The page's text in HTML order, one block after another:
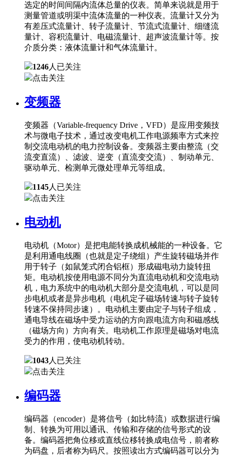
选定的时间间隔内流体总量的仪表。简单来说就是用于
测量管道或明渠中流体流量的一种仪表。流量计又分为
有差压式流量计、转子流量计、节流式流量计、细缝流
量计、容积流量计、电磁流量计、超声波流量计等。按
介质分类：液体流量计和气体流量计。
1246人已关注
点击关注
变频器
变频器（Variable-frequency Drive，VFD）是应用变频技
术与微电子技术，通过改变电机工作电源频率方式来控
制交流电动机的电力控制设备。变频器主要由整流（交
流变直流）、滤波、逆变（直流变交流）、制动单元、
驱动单元、检测单元微处理单元等组成。
1145人已关注
点击关注
电动机
电动机（Motor）是把电能转换成机械能的一种设备。它
是利用通电线圈（也就是定子绕组）产生旋转磁场并作
用于转子（如鼠笼式闭合铝框）形成磁电动力旋转扭
矩。电动机按使用电源不同分为直流电动机和交流电动
机，电力系统中的电动机大部分是交流电机，可以是同
步电机或者是异步电机（电机定子磁场转速与转子旋转
转速不保持同步速）。电动机主要由定子与转子组成，
通电导线在磁场中受力运动的方向跟电流方向和磁感线
（磁场方向）方向有关。电动机工作原理是磁场对电流
受力的作用，使电动机转动。
1043人已关注
点击关注
编码器
编码器（encoder）是将信号（如比特流）或数据进行编
制、转换为可用以通讯、传输和存储的信号形式的设
备。编码器把角位移或直线位移转换成电信号，前者称
为码盘，后者称为码尺。按照读出方式编码器可以分为